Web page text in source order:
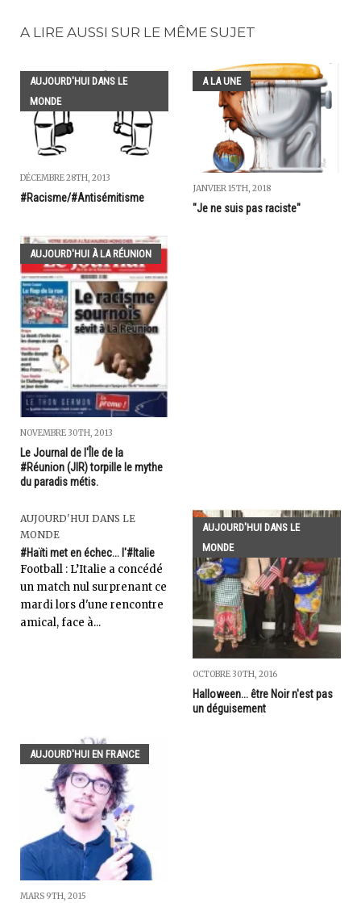
A LIRE AUSSI SUR LE MÊME SUJET
AUJOURD'HUI DANS LE
MONDE
DÉCEMBRE 28TH, 2013
#Racisme/#Antisémitisme
A LA UNE
JANVIER 15TH, 2018
"Je ne suis pas raciste"
AUJOURD'HUI À LA RÉUNION
NOVEMBRE 30TH, 2013
Le Journal de l'Île de la
#Réunion (JIR) torpille le mythe
du paradis métis.
AUJOURD'HUI DANS LE
MONDE
#Haïti met en échec... l'#Italie
Football : L’Italie a concédé
un match nul surprenant ce
mardi lors d'une rencontre
amical, face à...
AUJOURD'HUI DANS LE
MONDE
OCTOBRE 30TH, 2016
Halloween... être Noir n'est pas
un déguisement
AUJOURD'HUI EN FRANCE
MARS 9TH, 2015